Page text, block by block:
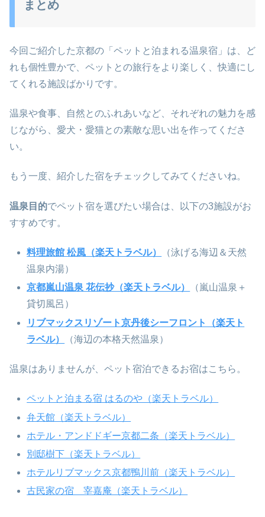
まとめ
今回ご紹介した京都の「ペットと泊まれる温泉宿」は、ど
れも個性豊かで、ペットとの旅行をより楽しく、快適にし
てくれる施設ばかりです。
温泉や食事、自然とのふれあいなど、それぞれの魅力を感
じながら、愛犬・愛猫との素敵な思い出を作ってくださ
い。
もう一度、紹介した宿をチェックしてみてくださいね。
温泉目的でペット宿を選びたい場合は、以下の3施設がお
すすめです。
料理旅館 松風（楽天トラベル）
（泳げる海辺＆天然
温泉内湯）
京都嵐山温泉 花伝抄（楽天トラベル）
（嵐山温泉＋
貸切風呂）
リブマックスリゾート京丹後シーフロント（楽天ト
ラベル）
（海辺の本格天然温泉）
温泉はありませんが、ペット宿泊できるお宿はこちら。
ペットと泊まる宿 はるのや（楽天トラベル）
弁天館（楽天トラベル）
ホテル・アンドドギー京都二条（楽天トラベル）
別邸樹下（楽天トラベル）
ホテルリブマックス京都鴨川前（楽天トラベル）
古民家の宿 宰嘉庵（楽天トラベル）